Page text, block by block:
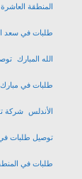
المنطقة العاشرة
طلبات في سعد
الله المبارك
طلبات في مبارك
الأندلس شركة
توصيل طلبات
طلبات في